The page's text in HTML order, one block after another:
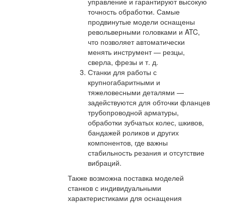
точность обработки. Самые
продвинутые модели оснащены
револьверными головками и ATC,
что позволяет автоматически
менять инструмент — резцы,
сверла, фрезы и т. д.
Станки для работы с
крупногабаритными и
тяжеловесными деталями —
задействуются для обточки фланцев
трубопроводной арматуры,
обработки зубчатых колес, шкивов,
бандажей роликов и других
компонентов, где важны
стабильность резания и отсутствие
вибраций.
Также возможна поставка моделей
станков с индивидуальными
характеристиками для оснащения